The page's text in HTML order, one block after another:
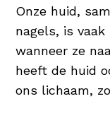
Onze huid,
nagels, is
wanneer ze
heeft de huid
ons lichaam,